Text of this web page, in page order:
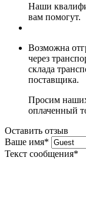
Наши
вам помогут.
Возможна
через
склада
поставщика.
Просим наших
оплаченный
Оставить отзыв
Ваше имя*
Текст сообщения*